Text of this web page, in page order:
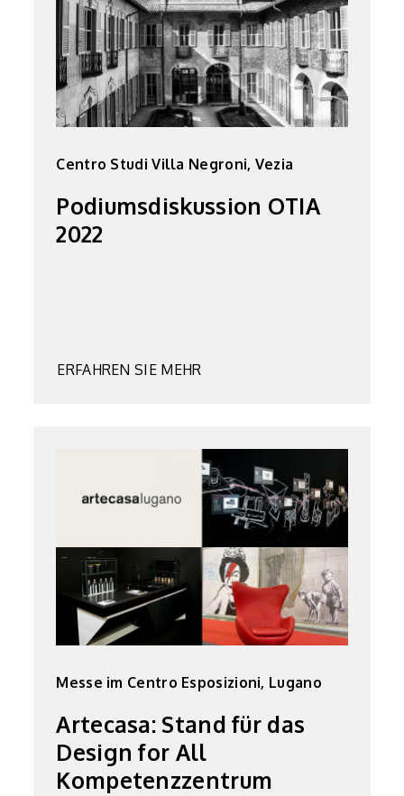
Centro Studi Villa Negroni, Vezia
Podiumsdiskussion OTIA
2022
ERFAHREN SIE MEHR
Messe im Centro Esposizioni, Lugano
Artecasa: Stand für das
Design for All
Kompetenzzentrum